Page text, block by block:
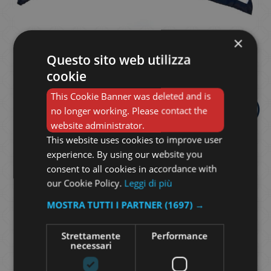
FOULARD
PAPPAGALLO
25
85,00€
Foulard 90×90 cm in 100% seta twill, stampato
×
Questo sito web utilizza
cookie
This Cookie Banner was deleted and is
no longer working. Please contact the
website administrator.
This website uses cookies to improve user
experience. By using our website you
consent to all cookies in accordance with
our Cookie Policy. Leggi di più
MOSTRA TUTTI I PARTNER (1697) →
Strettamente
necessari
Performance